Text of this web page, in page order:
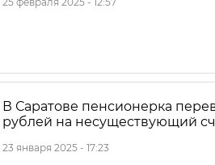
В Саратове пенсионерка
рублей на несуществующий
23 января 2025 - 17:23